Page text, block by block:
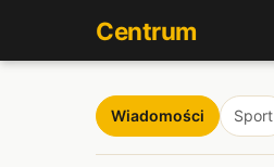
Centrum
Wiadomości Sport